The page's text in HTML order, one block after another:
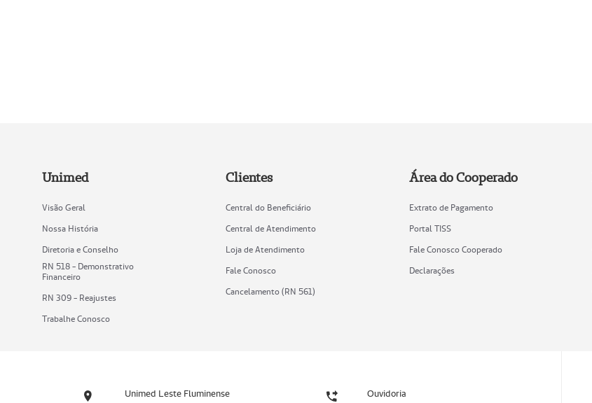
Unimed
Visão Geral
Nossa História
Diretoria e Conselho
RN 518 - Demonstrativo
Financeiro
RN 309 - Reajustes
Trabalhe Conosco
Clientes
Central do Beneficiário
Central de Atendimento
Loja de Atendimento
Fale Conosco
Cancelamento (RN 561)
Área do Cooperado
Extrato de Pagamento
Portal TISS
Fale Conosco Cooperado
Declarações
Unimed Leste Fluminense Ouvidoria